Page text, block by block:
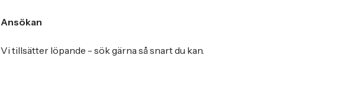
Ansökan
Vi tillsätter löpande - sök gärna så snart du kan.